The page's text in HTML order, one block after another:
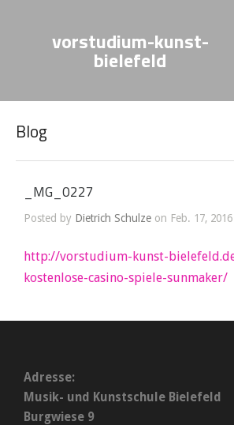
vorstudium-kunst-
bielefeld
Blog
_MG_0227
Posted by Dietrich Schulze on Feb. 17,
http://vorstudium-kunst-
kostenlose-casino-spiele-sunmaker/
Adresse:
Musik- und Kunstschule Bielefeld
Burgwiese 9